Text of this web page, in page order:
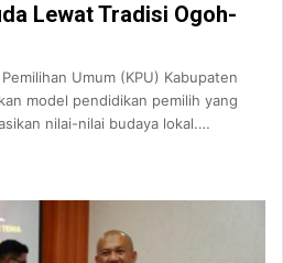
Lewat Tradisi Ogoh-
Umum (KPU) Kabupaten
model pendidikan pemilih yang
nilai-nilai budaya lokal.…